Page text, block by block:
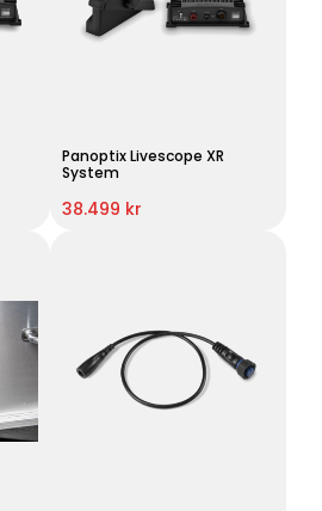
Panoptix Livescope XR
System
38.499 kr